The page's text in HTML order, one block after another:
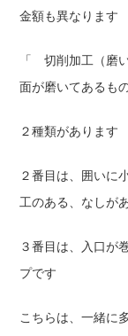
金額も異なります
「 切削加工（
面が磨いてあるも
２種類があります
２番目は、囲いに
工のある、なしが
３番目は、入口が
プです
こちらは、一緒に